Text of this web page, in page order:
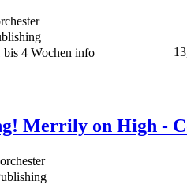
bis 4 Wochen info
Merrily on High -